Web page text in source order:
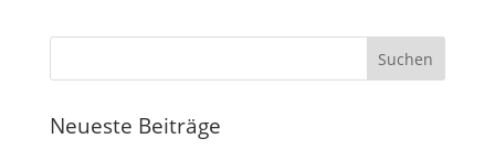
Neueste Beiträge